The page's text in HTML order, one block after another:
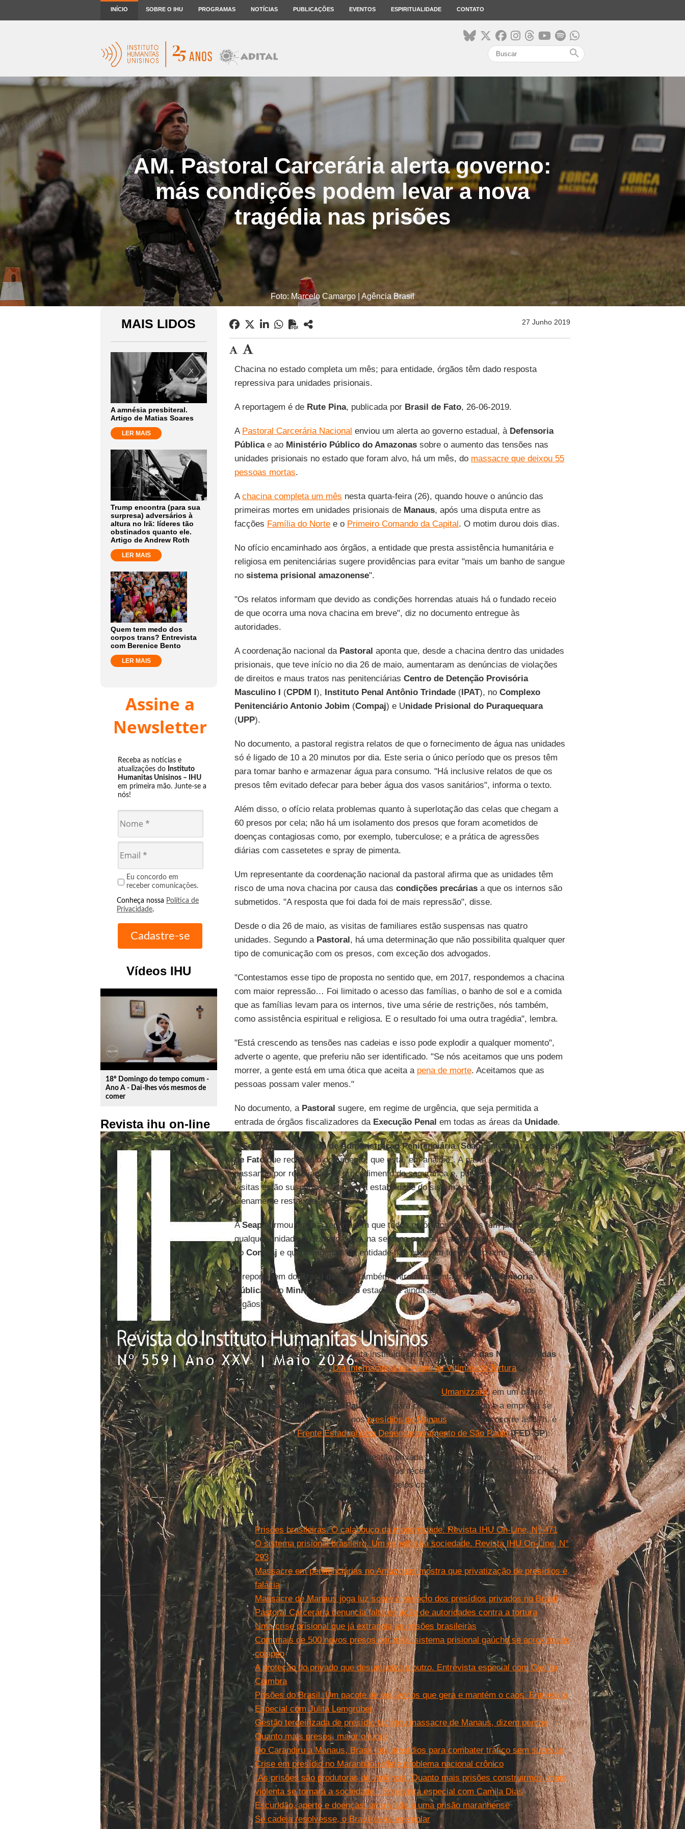
INÍCIO SOBRE O IHU PROGRAMAS NOTÍCIAS PUBLICAÇÕES EVENTOS ESPIRITUALIDADE CONTATO
search
AM. Pastoral Carcerária alerta governo:
más condições podem levar a nova
tragédia nas prisões
Foto: Marcelo Camargo | Agência Brasil
MAIS LIDOS
A amnésia presbiteral.
Artigo de Matias Soares
LER MAIS
Trump encontra (para sua
surpresa) adversários à
altura no Irã: líderes tão
obstinados quanto ele.
Artigo de Andrew Roth
LER MAIS
Quem tem medo dos
corpos trans? Entrevista
com Berenice Bento
LER MAIS
Assine a
Newsletter
Receba as notícias e
atualizações do Instituto
Humanitas Unisinos – IHU
em primeira mão. Junte-se a
nós!
Eu concordo em
receber comunicações.
Conheça nossa Política de
Privacidade.
Vídeos IHU
play_circle_outline
18º Domingo do tempo comum -
Ano A - Dai-lhes vós mesmos de
comer
Revista ihu on-line
27 Junho 2019
Chacina no estado completa um mês; para entidade, órgãos têm dado resposta
repressiva para unidades prisionais.
A reportagem é de Rute Pina, publicada por Brasil de Fato, 26-06-2019.
A Pastoral Carcerária Nacional enviou um alerta ao governo estadual, à Defensoria
Públicae ao Ministério Público do Amazonassobre o aumento das tensões nas
unidades prisionais no estado que foram alvo, há um mês, do massacre que deixou 55
pessoas mortas.
Achacina completa um mês nesta quarta-feira (26), quando houve o anúncio das
primeiras mortes em unidades prisionais de Manaus, após uma disputa entre as
facções Família do Nortee o Primeiro Comando da Capital. O motim durou dois dias.
No ofício encaminhado aos órgãos, a entidade que presta assistência humanitária e
religiosa em penitenciárias sugere providências para evitar "mais um banho de sangue
no sistema prisional amazonense".
"Os relatos informam que devido as condições horrendas atuais há o fundado receio
de que ocorra uma nova chacina em breve", diz no documento entregue às
autoridades.
A coordenação nacional da Pastoral aponta que, desde a chacina dentro das unidades
prisionais, que teve início no dia 26 de maio, aumentaram as denúncias de violações
de direitos e maus tratos nas penitenciárias Centro de Detenção Provisória
Masculino I (CPDM I), Instituto Penal Antônio Trindade (IPAT), no Complexo
Penitenciário Antonio Jobim (Compaj) e Unidade Prisional do Puraquequara
(UPP).
No documento, a pastoral registra relatos de que o fornecimento de água nas unidades
só é ligado de 10 a 20 minutos por dia. Este seria o único período que os presos têm
para tomar banho e armazenar água para consumo. "Há inclusive relatos de que os
presos têm evitado defecar para beber água dos vasos sanitários", informa o texto.
Além disso, o ofício relata problemas quanto à superlotação das celas que chegam a
60 presos por cela; não há um isolamento dos presos que foram acometidos de
doenças contagiosas como, por exemplo, tuberculose; e a prática de agressões
diárias com cassetetes e spray de pimenta.
Um representante da coordenação nacional da pastoral afirma que as unidades têm
risco de uma nova chacina por causa das condições precáriasa que os internos são
submetidos. "A resposta que foi dada foi de mais repressão", disse.
Desde o dia 26 de maio, as visitas de familiares estão suspensas nas quatro
unidades. Segundo a Pastoral, há uma determinação que não possibilita qualquer quer
tipo de comunicação com os presos, com exceção dos advogados.
"Contestamos esse tipo de proposta no sentido que, em 2017, respondemos a chacina
com maior repressão… Foi limitado o acesso das famílias, o banho de sol e a comida
que as famílias levam para os internos, tive uma série de restrições, nós também,
como assistência espiritual e religiosa. E o resultado foi uma outra tragédia", lembra.
"Está crescendo as tensões nas cadeias e isso pode explodir a qualquer momento",
adverte o agente, que preferiu não ser identificado. "Se nós aceitamos que uns podem
morrer, a gente está em uma ótica que aceita a pena de morte. Aceitamos que as
pessoas possam valer menos."
No documento, a Pastoral sugere, em regime de urgência, que seja permitida a
entrada de órgãos fiscalizadores da Execução Penal em todas as áreas da Unidade.
ASecretaria de Estado de Administração Penitenciária(Seap), informou aoBrasil
de Fatoque recebeu o documento, que está "em análise". A pasta informou que está
passando por renovação de procedimento de segurança e, por este motivo, todas as
visitas estão suspensas “até que a estabilidade do sistema como um todo esteja
plenamente restabelecido”.
ASeapafirmou ainda à reportagem que todos os órgãos públicos têm pleno acesso a
qualquer unidade do Estado. Mas, na semana passada, aPastoralrelatou que esteve
no Compaj e que os agentes da entidade não puderam ter contato com os presos.
A reportagem doBrasil de Fatotambém entrou em contato com aDefensoria
Pública e do Ministério Públicoestadual e ainda aguarda posicionamento dos
órgãos.
Protesto
O dia 26 de junho também é a data instituída pelaOrganização das Nações Unidas
(ONU), em 1997, como oDia Internacional de Apoio às Vítimas de Tortura.
Na ocasião, ativistas se reúnem em frente à empresa Umanizzare, em um bairro
nobre de São Paulo emSão Paulo(
), para cobrar que o Estado e a empresa se
responsabilizem pelos mortos nospresídios de Manaus. O ato, que ocorre às 17h, é
organizado pelaFrente Estadual pelo Desencarceramento de São Paulo(FED-SP).
AUmanizzareé responsável pela gestão privada de seis unidades prisionais no
Amazonas– quatro delas foram o palco dos recentes massacres. Nos últimos cinco
anos, a empresa recebeu R$836 milhões pelos contratos.
Leia mais
Prisões brasileiras. O calabouço da modernidade. Revista IHU On-Line, N° 471
O sistema prisional brasileiro. Um espelho da sociedade. Revista IHU On-Line, N°
293
Massacre em penitenciárias no Amazonas mostra que privatização de presídios é
falácia
Massacre de Manaus joga luz sobre o negócio dos presídios privados no Brasil
Pastoral Carcerária denuncia falta de ação de autoridades contra a tortura
Uma crise prisional que já extrapola as prisões brasileiras
Com mais de 500 novos presos por mês, sistema prisional gaúcho se aproxima do
colapso
A proteção do privado que desumaniza o outro. Entrevista especial com Cecília
Coimbra
Prisões do Brasil. Um pacote de equívocos que gera e mantém o caos. Entrevista
Especial com Julita Lemgruber
Gestão terceirizada de presídio facilitou massacre de Manaus, dizem peritos
Quanto mais presos, maior o lucro
Do Carandiru a Manaus, Brasil lota presídios para combater tráfico sem sucesso
Crise em presídio no Maranhão reflete problema nacional crônico
''As prisões são produtoras de violência. Quanto mais prisões construirmos, mais
violenta se tornará a sociedade.'' Entrevista especial com Camila Dias
Escuridão, aperto e doenças: uma visita a uma prisão maranhense
Se cadeia resolvesse, o Brasil seria exemplar